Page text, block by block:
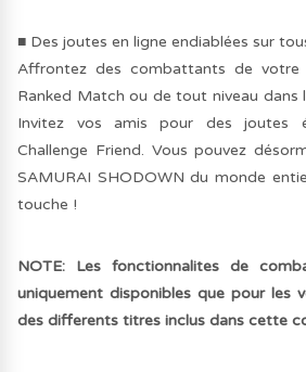
■ Des joutes en ligne endiablées sur
Affrontez des combattants de votre
Ranked Match ou de tout niveau dans
Invitez vos amis pour des joutes
Challenge Friend. Vous pouvez
SAMURAI SHODOWN du monde
touche !
NOTE: Les fonctionnalites de
uniquement disponibles que pour les
des differents titres inclus dans cette